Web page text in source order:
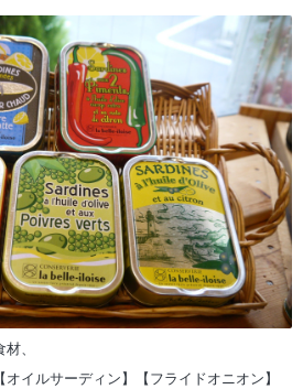
、
オイルサーディン】【フライドオニオン】